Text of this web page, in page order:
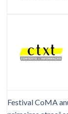
Festival CoMA